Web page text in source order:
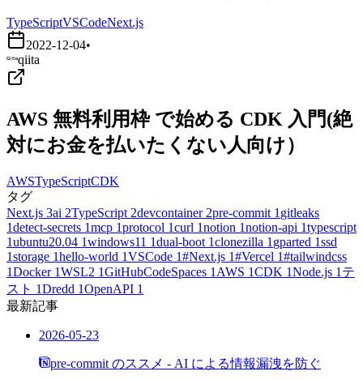
TypeScriptVSCodeNext.js
2022-12-04•
qiita
AWS 無料利用枠 で始める CDK 入門(絶
対にお金を払いたくない人向け）
AWSTypeScriptCDK
タグ
Next.js 3ai 2TypeScript 2devcontainer 2pre-commit 1 gitleaks
1detect-secrets 1mcp 1protocol 1curl 1notion 1notion-api 1typescript
1ubuntu20.04 1windows11 1dual-boot 1clonezilla 1 gparted 1ssd
1storage 1hello-world 1VSCode 1#Next.js 1#Vercel 1#tailwindcss
1Docker 1WSL2 1GitHubCodeSpaces 1 AWS 1CDK 1Node.js 1 テ
スト 1Dredd 1OpenAPI 1
最新記事
2026-05-23
pre-commit のススメ - AI による情報漏洩を防ぐ